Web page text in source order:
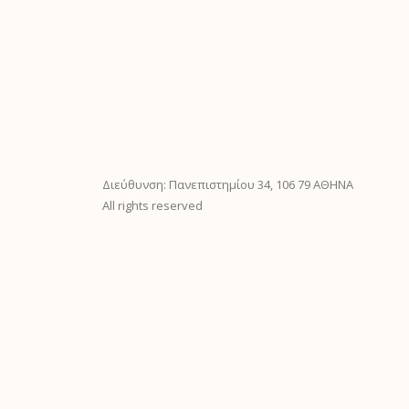
Διεύθυνση: Πανεπιστημίου 34, 106 79 ΑΘΗΝΑ
All rights reserved